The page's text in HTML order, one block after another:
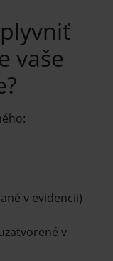
vaše
v evidencii)
v